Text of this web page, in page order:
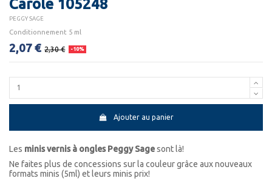
Carole 105248
PEGGY SAGE
Conditionnement 5 ml
2,07 € 2,30 € -10%
Ajouter au panier
Les minis vernis à ongles Peggy Sagesont là!
Ne faites plus de concessions sur la couleur grâce aux nouveaux
formats minis (5ml) et leurs minis prix!